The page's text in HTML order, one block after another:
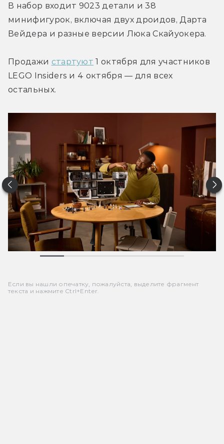
В набор входит 9023 детали и 38
минифигурок, включая двух дроидов, Дарта
Вейдера и разные версии Люка Скайуокера.
Продажи стартуют 1 октября для участников
LEGO Insiders и 4 октября — для всех
остальных.
Если вы нашли опечатку, пожалуйста, выделите фрагмент
текста и нажмите Ctrl+Enter.